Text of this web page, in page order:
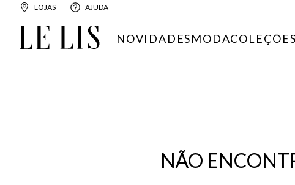
LOJAS AJUDA
NOVIDADESMODACOLEÇÕES
NÃO